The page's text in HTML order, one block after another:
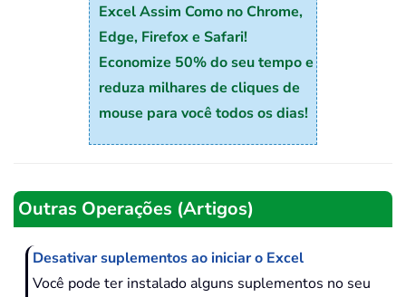
Excel Assim Como no Chrome,
Edge, Firefox e Safari!
Economize 50% do seu tempo e
reduza milhares de cliques de
mouse para você todos os dias!
Outras Operações (Artigos)
Desativar suplementos ao iniciar o Excel
Você pode ter instalado alguns suplementos no seu